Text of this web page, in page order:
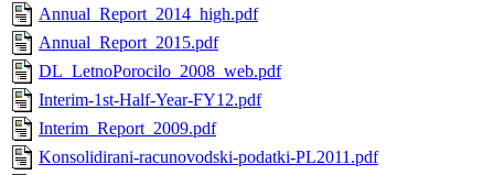
Annual_Report_2014_high.pdf
Annual_Report_2015.pdf
DL_LetnoPorocilo_2008_web.pdf
Interim-1st-Half-Year-FY12.pdf
Interim_Report_2009.pdf
Konsolidirani-racunovodski-podatki-PL2011.pdf